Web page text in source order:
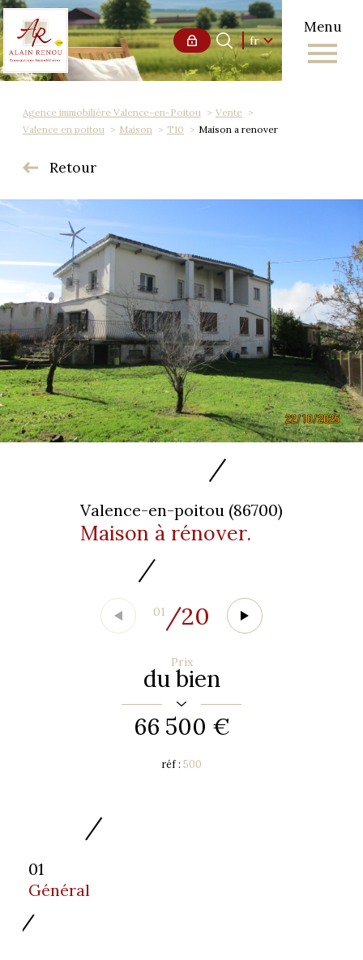
Menu
Langue
fr
Accueil 0 Langue
fr
Agence immobilière Valence-en-Poitou
Vente
Valence en poitou
Maison T10 Maison a renover
Retour
Valence-en-poitou (86700)
Maison à rénover.
01 /20
Prix
du bien
66 500 €
réf : 500
01
Général